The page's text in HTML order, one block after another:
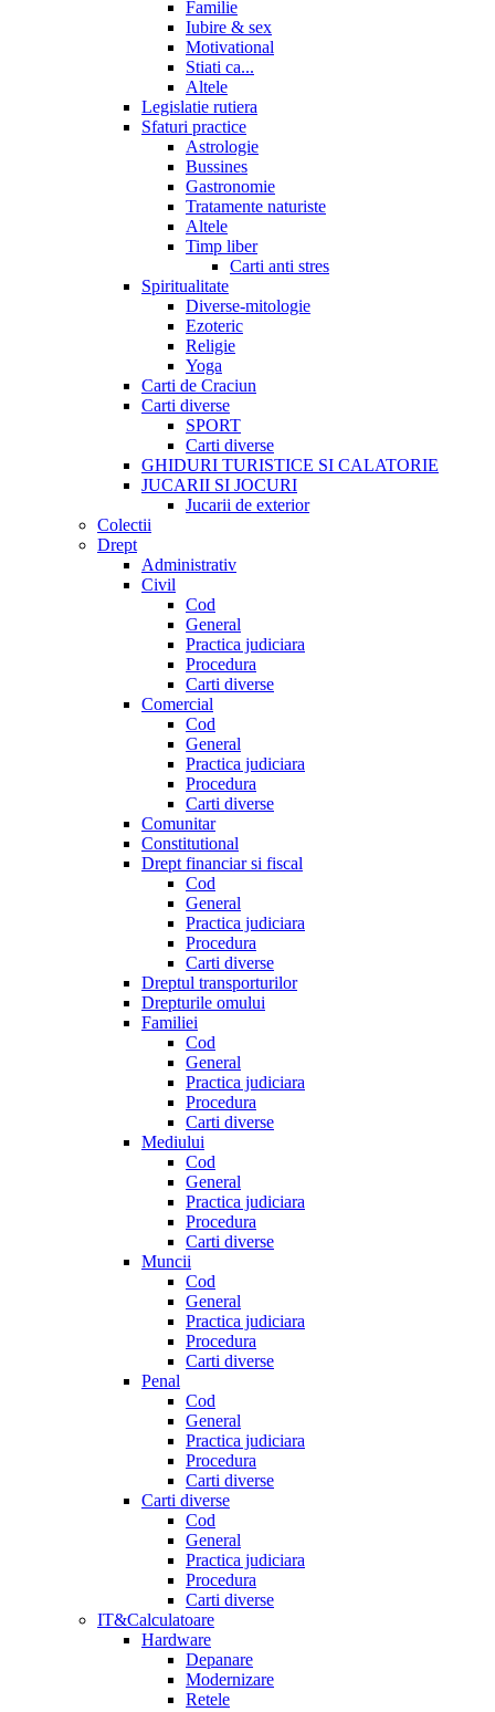
Familie
Iubire & sex
Motivational
Stiati ca...
Altele
Legislatie rutiera
Sfaturi practice
Astrologie
Bussines
Gastronomie
Tratamente naturiste
Altele
Timp liber
Carti anti stres
Spiritualitate
Diverse-mitologie
Ezoteric
Religie
Yoga
Carti de Craciun
Carti diverse
SPORT
Carti diverse
GHIDURI TURISTICE SI CALATORIE
JUCARII SI JOCURI
Jucarii de exterior
Colectii
Drept
Administrativ
Civil
Cod
General
Practica judiciara
Procedura
Carti diverse
Comercial
Cod
General
Practica judiciara
Procedura
Carti diverse
Comunitar
Constitutional
Drept financiar si fiscal
Cod
General
Practica judiciara
Procedura
Carti diverse
Dreptul transporturilor
Drepturile omului
Familiei
Cod
General
Practica judiciara
Procedura
Carti diverse
Mediului
Cod
General
Practica judiciara
Procedura
Carti diverse
Muncii
Cod
General
Practica judiciara
Procedura
Carti diverse
Penal
Cod
General
Practica judiciara
Procedura
Carti diverse
Carti diverse
Cod
General
Practica judiciara
Procedura
Carti diverse
IT&Calculatoare
Hardware
Depanare
Modernizare
Retele